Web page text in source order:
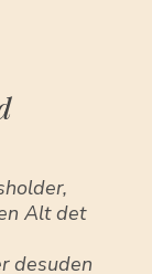
Alt det
desuden